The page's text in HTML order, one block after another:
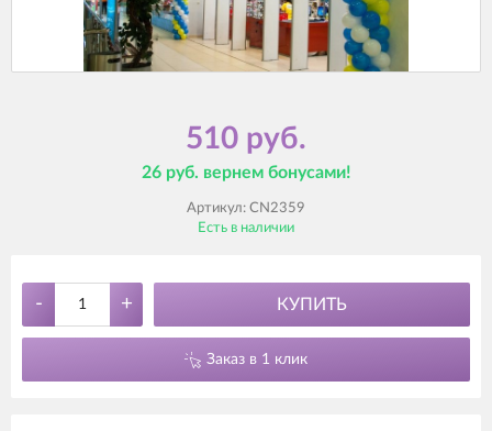
510 руб.
26 руб. вернем бонусами!
Артикул: CN2359
Есть в наличии
- + КУПИТЬ
Заказ в 1 клик